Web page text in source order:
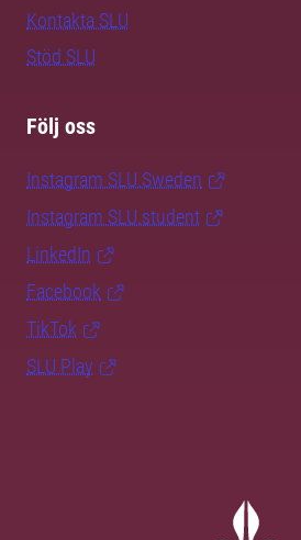
Kontakta SLU
Stöd SLU
Följ oss
Instagram SLU.Sweden
Instagram SLU.student
LinkedIn
Facebook
TikTok
SLU Play